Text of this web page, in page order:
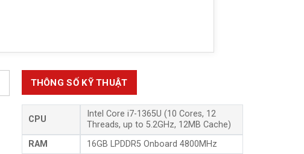
THÔNG SỐ KỸ THUẬT
CPU
Intel Core i7-1365U (10 Cores, 12
Threads, up to 5.2GHz, 12MB Cache)
RAM
16GB LPDDR5 Onboard 4800MHz